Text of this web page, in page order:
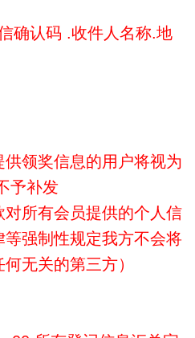
确认码 .收件人名称.地
领奖信息的用户将视为
予补发
对所有会员提供的个人信
强制性规定我方不会将
无关的第三方）